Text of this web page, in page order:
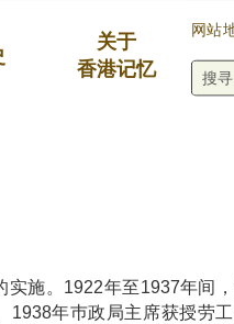
关于
香港记忆
网站
施。1922年至1937年间
年巿政局主席获授劳